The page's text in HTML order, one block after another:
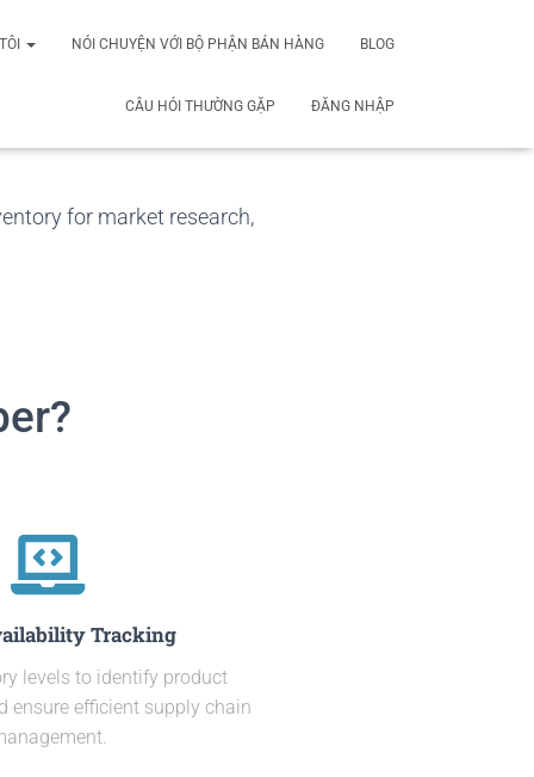
NÓI CHUYỆN VỚI BỘ PHẬN BÁN HÀNG BLOG
CÂU HỎI THƯỜNG GẶP ĐĂNG NHẬP
for market research,
Tracking
levels to identify product
ensure efficient supply chain